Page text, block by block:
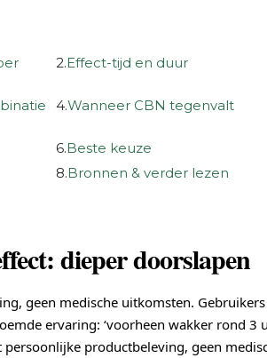
2.Effect-tijd en duur
4.Wanneer CBN tegenvalt
6.Beste keuze
8.Bronnen & verder lezen
dieper doorslapen
geen medische uitkomsten.
ervaring: ‘voorheen wakker rond 3
productbeleving, geen